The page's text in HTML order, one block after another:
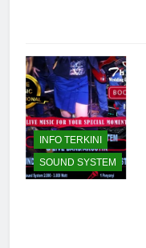
INFO TERKINI
SOUND SYSTEM